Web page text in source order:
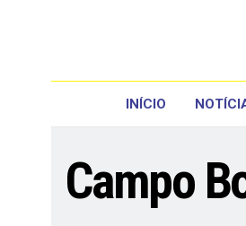
INÍCIO
Campo